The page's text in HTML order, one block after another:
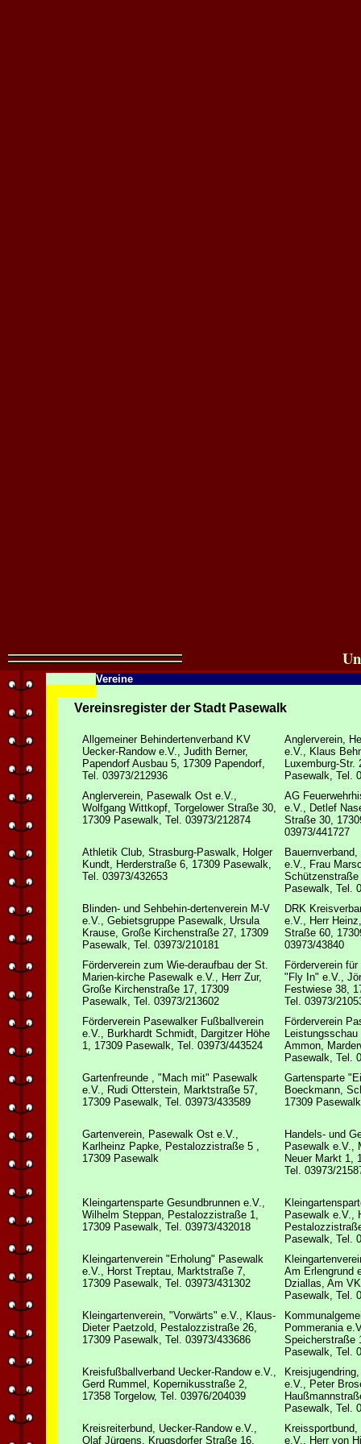
Vereine
Vereinsregister der Stadt Pasewalk
Allgemeiner Behindertenverband KV
Uecker-Randow e.V., Judith Berner,
Papendorf Ausbau 5, 17309 Papendorf,
Tel. 03973/212936
Anglerverein,
e.V., Klaus
Luxemburg-Str.
Pasewalk, Tel.
Anglerverein, Pasewalk Ost e.V.,
Wolfgang Wittkopf, Torgelower Straße 30,
17309 Pasewalk, Tel. 03973/212874
AG
e.V., Detlef
Straße 30,
03973/441727
Athletik Club, Strasburg-Paswalk, Holger
Kundt, Herderstraße 6, 17309 Pasewalk,
Tel. 03973/432653
e.V., Frau
Schützenstraße
Pasewalk, Tel.
Blinden- und Sehbehin-dertenverein M-V
e.V., Gebietsgruppe Pasewalk, Ursula
Krause, Große Kirchenstraße 27, 17309
Pasewalk, Tel. 03973/210181
DRK
e.V., Herr
Straße 60,
03973/43840
Förderverein zum Wie-deraufbau der St.
Marien-kirche Pasewalk e.V., Herr Zur,
Große Kirchenstraße 17, 17309
Pasewalk, Tel. 03973/213602
Förderverein
"Fly In" e.V.,
Festwiese 38,
Tel. 03973/
Förderverein Pasewalker Fußballverein
e.V., Burkhardt Schmidt, Dargitzer Höhe
1, 17309 Pasewalk, Tel. 03973/443524
Förderverein
Ammon,
Pasewalk, Tel.
Gartenfreunde , "Mach mit" Pasewalk
e.V., Rudi Otterstein, Marktstraße 57,
17309 Pasewalk, Tel. 03973/433589
Gartensparte
Boeckmann,
17309 Pasewalk
Gartenverein, Pasewalk Ost e.V.,
Karlheinz Papke, Pestalozzistraße 5 ,
17309 Pasewalk
Handels- und
Pasewalk e.V.,
Neuer Markt 1,
Tel. 03973/
Kleingartensparte Gesundbrunnen e.V.,
Wilhelm Steppan, Pestalozzistraße 1,
17309 Pasewalk, Tel. 03973/432018
Pasewalk e.V.,
Pasewalk, Tel.
Kleingartenverein "Erholung" Pasewalk
e.V., Horst Treptau, Marktstraße 7,
17309 Pasewalk, Tel. 03973/431302
Am Erlengrund
Dziallas, Am
Pasewalk, Tel.
Kleingartenverein, "Vorwärts" e.V., Klaus-
Dieter Paetzold, Pestalozzistraße 26,
17309 Pasewalk, Tel. 03973/433686
Pommerania
Speicherstraße
Pasewalk, Tel.
Kreisfußballverband Uecker-Randow e.V.,
Gerd Rummel, Kopernikusstraße 2,
17358 Torgelow, Tel. 03976/204039
e.V., Peter
Pasewalk, Tel.
Kreisreiterbund, Uecker-Randow e.V.,
Olaf Jürgens, Krugsdorfer Straße 16,
e.V., Herr von